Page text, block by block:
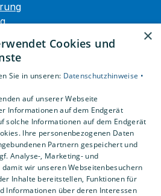
×
Cookies und
Sie in unseren: Datenschutzhinweise •
auf unserer Webseite
Informationen auf dem Endgerät
solche Informationen auf dem Endgerät
Ihre personenbezogenen Daten
Partnern gespeichert und
Analyse-, Marketing- und
wir unseren Webseitenbesuchern
Inhalte bereitstellen, Funktionen für
Informationen über deren Interessen